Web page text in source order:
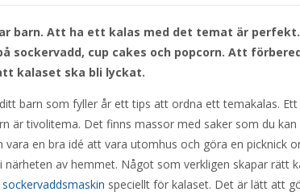
barn. Att ha ett kalas med det temat är
sockervadd, cup cakes och popcorn. Att
kalaset ska bli lyckat.
barn som fyller år ett tips att ordna ett temakalas.
är tivolitema. Det finns massor med saker som du
en bra idé att vara utomhus och göra en picknick
av hemmet. Något som verkligen skapar rätt
speciellt för kalaset. Det är lätt att